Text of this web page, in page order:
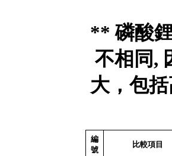
**磷酸
不相同,
大，包
編
號
比較項目